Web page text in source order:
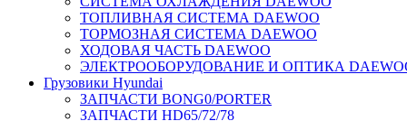
ТОПЛИВНАЯ СИСТЕМА DAEWOO
ТОРМОЗНАЯ СИСТЕМА DAEWOO
ХОДОВАЯ ЧАСТЬ DAEWOO
ЭЛЕКТРООБОРУДОВАНИЕ И ОПТИКА
Грузовики Hyundai
ЗАПЧАСТИ BONG0/PORTER
ЗАПЧАСТИ HD65/72/78